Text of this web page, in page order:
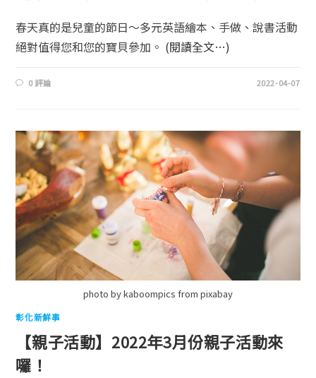
春天真的是兒童的節日～多元英語繪本、手做、說書活動
絕對值得您和您的寶貝參加。 (閱讀全文…)
0 評論 2022-04-07
photo by kaboompics from pixabay
彰化新鮮事
【親子活動】2022年3月份親子活動來
囉！